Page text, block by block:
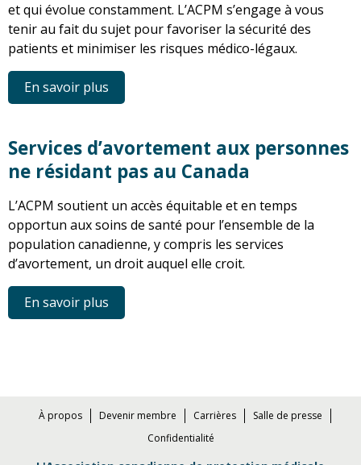
et qui évolue constamment. L’ACPM s’engage à vous
tenir au fait du sujet pour favoriser la sécurité des
patients et minimiser les risques médico-légaux.
En savoir plus
Services d’avortement aux personnes
ne résidant pas au Canada
L’ACPM soutient un accès équitable et en temps
opportun aux soins de santé pour l’ensemble de la
population canadienne, y compris les services
d’avortement, un droit auquel elle croit.
En savoir plus
À propos Devenir membre Carrières
Salle de presse
Confidentialité